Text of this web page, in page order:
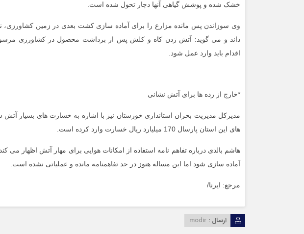
خشک شده و پوشش گیاهی آنها دچار تحول شده است.
وی سوزاندن پس مانده مزارع را برای آماده سازی کشت بعدی در زمین
داند و می گوید: آتش زدن کاه و کلش پس از برداشت محصول در کشاورزی
اقدام باید وارد عمل شود.
*خارج از رده ها برای آتش نشانی
مدیرکل مدیریت بحران استانداری خوزستان نیز با اشاره به خسارت های بسیار
های این استان پارسال 170 میلیارد ریال خسارت وارد کرده است.
هاشم بالدی درباره تفاهم نامه استفاده از امکانات هوایی برای مهار آتش اظهار می
آماده سازی شود اما این مساله هنوز در حد تفاهمنامه مانده و عملیاتی نشده است.
مرجع: ایرنا/
ارسال : modir